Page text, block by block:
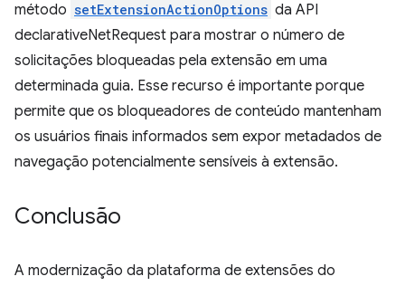
método setExtensionActionOptions da API
declarativeNetRequest para mostrar o número de
solicitações bloqueadas pela extensão em uma
determinada guia. Esse recurso é importante porque
permite que os bloqueadores de conteúdo mantenham
os usuários finais informados sem expor metadados de
navegação potencialmente sensíveis à extensão.
Conclusão
A modernização da plataforma de extensões do